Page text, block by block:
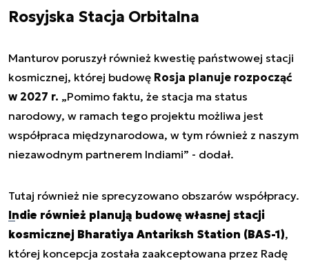
Rosyjska Stacja Orbitalna
Manturov poruszył również kwestię państwowej stacji
kosmicznej, której budowę Rosja planuje rozpocząć
w 2027 r. „Pomimo faktu, że stacja ma status
narodowy, w ramach tego projektu możliwa jest
współpraca międzynarodowa, w tym również z naszym
niezawodnym partnerem Indiami” - dodał.
Tutaj również nie sprecyzowano obszarów współpracy.
Indie również planują budowę własnej stacji
kosmicznej Bharatiya Antariksh Station (BAS-1),
której koncepcja została zaakceptowana przez Radę